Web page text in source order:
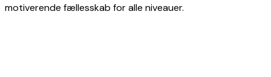
motiverende fællesskab for alle niveauer.